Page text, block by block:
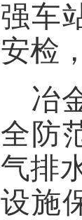
强车
安检
冶
全防
气排
设施